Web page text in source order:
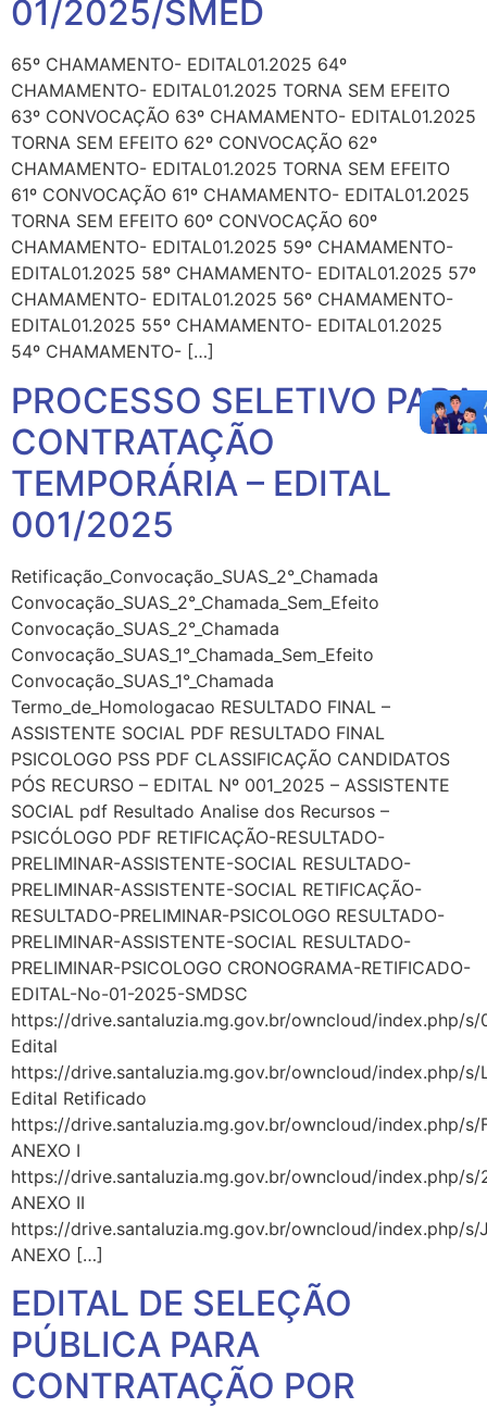
01/2025/SMED
65º CHAMAMENTO- EDITAL01.2025 64º
CHAMAMENTO- EDITAL01.2025 TORNA SEM EFEITO
63º CONVOCAÇÃO 63º CHAMAMENTO- EDITAL01.2025
TORNA SEM EFEITO 62º CONVOCAÇÃO 62º
CHAMAMENTO- EDITAL01.2025 TORNA SEM EFEITO
61º CONVOCAÇÃO 61º CHAMAMENTO- EDITAL01.2025
TORNA SEM EFEITO 60º CONVOCAÇÃO 60º
CHAMAMENTO- EDITAL01.2025 59º CHAMAMENTO-
EDITAL01.2025 58º CHAMAMENTO- EDITAL01.2025 57º
CHAMAMENTO- EDITAL01.2025 56º CHAMAMENTO-
EDITAL01.2025 55º CHAMAMENTO- EDITAL01.2025
54º CHAMAMENTO- […]
PROCESSO SELETIVO PARA
CONTRATAÇÃO
TEMPORÁRIA – EDITAL
001/2025
Retificação_Convocação_SUAS_2°_Chamada
Convocação_SUAS_2°_Chamada_Sem_Efeito
Convocação_SUAS_2°_Chamada
Convocação_SUAS_1°_Chamada_Sem_Efeito
Convocação_SUAS_1°_Chamada
Termo_de_Homologacao RESULTADO FINAL –
ASSISTENTE SOCIAL PDF RESULTADO FINAL
PSICOLOGO PSS PDF CLASSIFICAÇÃO CANDIDATOS
PÓS RECURSO – EDITAL Nº 001_2025 – ASSISTENTE
SOCIAL pdf Resultado Analise dos Recursos –
PSICÓLOGO PDF RETIFICAÇÃO-RESULTADO-
PRELIMINAR-ASSISTENTE-SOCIAL RESULTADO-
PRELIMINAR-ASSISTENTE-SOCIAL RETIFICAÇÃO-
RESULTADO-PRELIMINAR-PSICOLOGO RESULTADO-
PRELIMINAR-ASSISTENTE-SOCIAL RESULTADO-
PRELIMINAR-PSICOLOGO CRONOGRAMA-RETIFICADO-
EDITAL-No-01-2025-SMDSC
https://drive.santaluzia.mg.gov.br/owncloud/index.php/s/
Edital
https://drive.santaluzia.mg.gov.br/owncloud/index.php/s/
Edital Retificado
https://drive.santaluzia.mg.gov.br/owncloud/index.php/s/
ANEXO I
https://drive.santaluzia.mg.gov.br/owncloud/index.php/
ANEXO II
https://drive.santaluzia.mg.gov.br/owncloud/index.php/s/
ANEXO […]
EDITAL DE SELEÇÃO
PÚBLICA PARA
CONTRATAÇÃO POR